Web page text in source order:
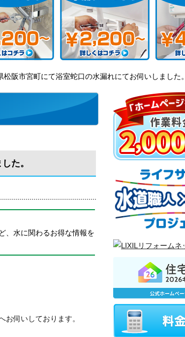
松阪市宮町にて浴室蛇口の水漏れにてお伺いしました。
た。
、水に関わるお得な情報を
伺いしております。